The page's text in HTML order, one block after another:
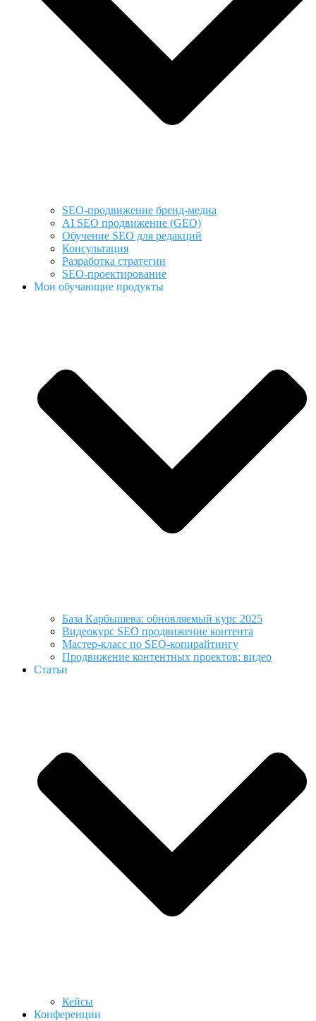
SEO-продвижение бренд-медиа
AI SEO продвижение (GEO)
Обучение SEO для редакций
Консультация
Разработка стратегии
SEO-проектирование
Мои обучающие продукты
База Карбышева: обновляемый курс 2025
Видеокурс SEO продвижение контента
Мастер-класс по SEO-копирайтингу
Продвижение контентных проектов: видео
Статьи
Кейсы
Конференции